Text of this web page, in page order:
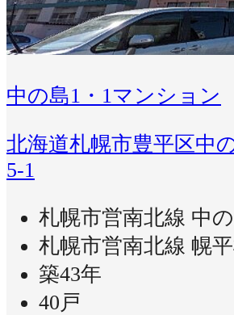
中の島1・1マンション
北海道札幌市豊平区中
5-1
札幌市営南北線 中
札幌市営南北線 幌
築43年
40戸